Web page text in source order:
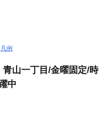
凡例
山一丁目/金曜固定/時
中